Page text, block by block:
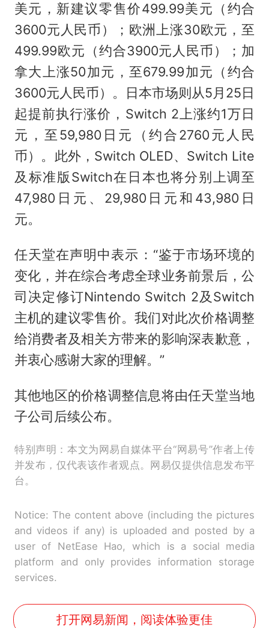
美元，新建议零售价499.99美元（约合
3600元人民币）；欧洲上涨30欧元，至
499.99欧元（约合3900元人民币）；加
拿大上涨50加元，至679.99加元（约合
3600元人民币）。日本市场则从5月25日
起提前执行涨价，Switch 2上涨约1万日
元，至59,980日元（约合2760元人民
币）。此外，Switch OLED、Switch Lite
及标准版Switch在日本也将分别上调至
47,980日元、29,980日元和43,980日
元。
任天堂在声明中表示：“鉴于市场环境的
变化，并在综合考虑全球业务前景后，公
司决定修订Nintendo Switch 2及Switch
主机的建议零售价。我们对此次价格调整
给消费者及相关方带来的影响深表歉意，
并衷心感谢大家的理解。”
其他地区的价格调整信息将由任天堂当地
子公司后续公布。
特别声明：本文为网易自媒体平台“网易号”作者上传
并发布，仅代表该作者观点。网易仅提供信息发布平
台。
Notice: The content above (including the pictures
and videos if any) is uploaded and posted by a
user of NetEase Hao, which is a social media
platform and only provides information storage
services.
打开网易新闻，阅读体验更佳